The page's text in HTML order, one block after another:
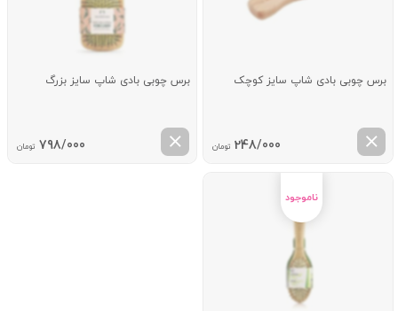
برس چوبی بادی شاپ سایز کوچک
248/000 تومان
برس چوبی بادی شاپ سایز بزرگ
798/000 تومان